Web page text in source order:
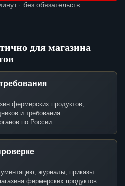
· без обязательств
для магазина
фермерских продуктов,
и требования
по России.
журналы, приказы
фермерских продуктов